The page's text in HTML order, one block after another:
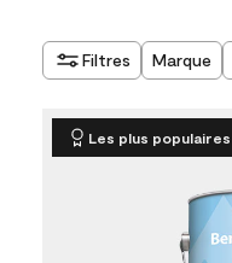
Filtres Marque
Les plus populaires